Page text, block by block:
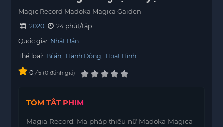
Magic Record Madoka Magica Gaiden
2020
24 phút/tập
Quốc gia: Nhật Bản
Thể loại: Bí ẩn Hành Động Hoạt Hình
0 / 5 0 đánh giá
TÓM TẮT PHIM
Magia Record: Ma pháp thiếu nữ Madoka Magica